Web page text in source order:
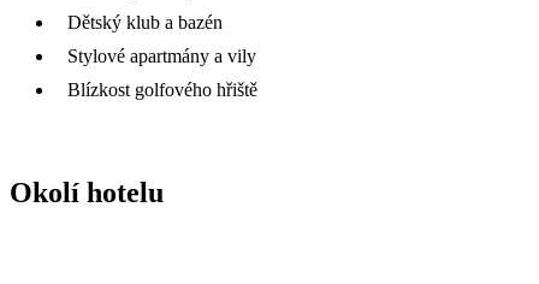
Dětský klub a bazén
Stylové apartmány a vily
Blízkost golfového hřiště
Okolí hotelu